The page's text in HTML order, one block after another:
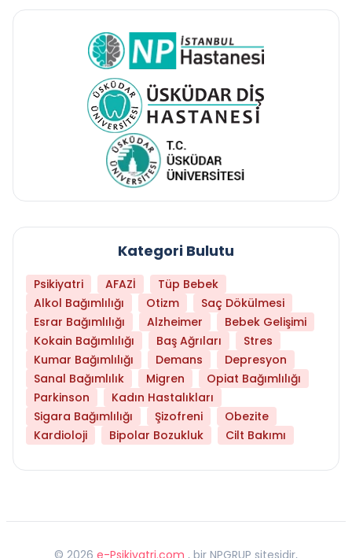
Kategori Bulutu
Psikiyatri AFAZİ
Tüp Bebek
Alkol Bağımlılığı
Otizm
Saç Dökülmesi
Esrar Bağımlılığı
Alzheimer
Bebek Gelişimi
Kokain Bağımlılığı
Baş Ağrıları
Stres
Kumar Bağımlılığı
Demans
Depresyon
Sanal Bağımlılık
Migren
Opiat Bağımlılığı
Parkinson
Kadın Hastalıkları
Sigara Bağımlılığı
Şizofreni
Obezite
Kardioloji
Bipolar Bozukluk Cilt Bakımı
© 2026 e-Psikiyatri.com , bir NPGRUP sitesidir,